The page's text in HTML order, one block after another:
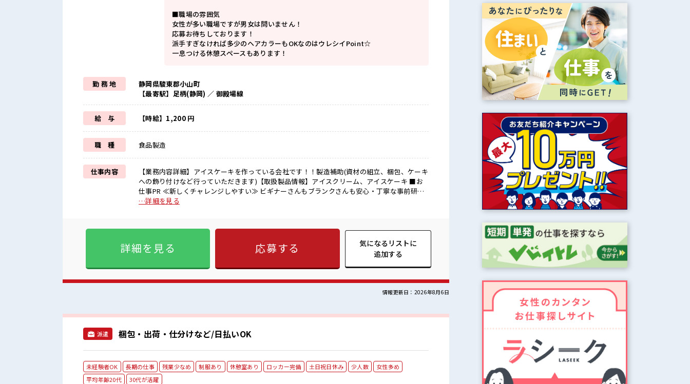
■職場の雰囲気
女性が多い職場ですが男女は問いません！
応募お待ちしております！
派手すぎなければ多少のヘアカラーもOKなのはウレシイPoint☆
一息つける休憩スペースもあります！
勤 務 地
静岡県駿東郡小山町
【最寄駅】足柄(静岡) ／ 御殿場線
給 与 【時給】1,200 円
職 種 食品製造
仕事内容
【業務内容詳細】アイスケーキを作っている会社です！！製造補助(資材の組立、梱包、ケーキ
への飾り付けなど行っていただきます)【取扱製品情報】アイスクリーム、アイスケーキ ■お
仕事PR ≪新しくチャレンジしやすい≫ ビギナーさんもブランクさんも安心・丁寧な事前研修
あり！ ≪女性も働きやすい職場≫ もちろん男性の応募も歓迎ですよ！ ≪残業で稼げる≫ 高収
自由♪ (規定有)≪機能的な制服アリ≫ 制服があるので、 毎日の服装の悩み解消♪ ■職場の雰
囲気 女性が多い職場ですが男女は問いません！ 応募お待ちしております！ 派手すぎなければ
多少のヘアカラーもOKなのはウレシイPoint☆ 一息つける休憩スペースもあります！
…詳細を見る
詳細を見る 応募する
気になるリストに
追加する
情報更新日：2026年8月6日
派遣 梱包・出荷・仕分けなど/日払いOK
未経験者OK 長期の仕事 残業少なめ 制服あり 休憩室あり ロッカー完備 土日祝日休み 少人数
女性多め
平均年齢20代
30代が活躍